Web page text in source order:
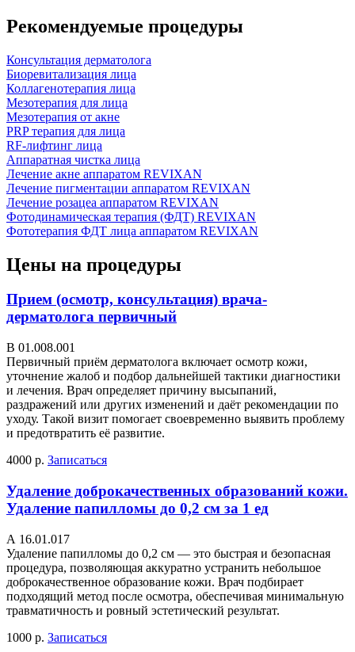
Рекомендуемые процедуры
Консультация дерматолога
Биоревитализация лица
Коллагенотерапия лица
Мезотерапия для лица
Мезотерапия от акне
PRP терапия для лица
RF-лифтинг лица
Аппаратная чистка лица
Лечение акне аппаратом REVIXAN
Лечение пигментации аппаратом REVIXAN
Лечение розацеа аппаратом REVIXAN
Фотодинамическая терапия (ФДТ) REVIXAN
Фототерапия ФДТ лица аппаратом REVIXAN
Цены на процедуры
Прием (осмотр, консультация) врача-
дерматолога первичный
В 01.008.001
Первичный приём дерматолога включает осмотр кожи,
уточнение жалоб и подбор дальнейшей тактики диагностики
и лечения. Врач определяет причину высыпаний,
раздражений или других изменений и даёт рекомендации по
уходу. Такой визит помогает своевременно выявить проблему
и предотвратить её развитие.
4000 р. Записаться
Удаление доброкачественных образований кожи.
Удаление папилломы до 0,2 см за 1 ед
А 16.01.017
Удаление папилломы до 0,2 см — это быстрая и безопасная
процедура, позволяющая аккуратно устранить небольшое
доброкачественное образование кожи. Врач подбирает
подходящий метод после осмотра, обеспечивая минимальную
травматичность и ровный эстетический результат.
1000 р. Записаться